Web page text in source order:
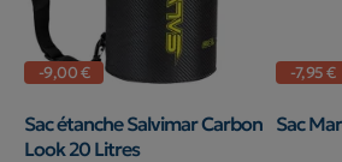
-9,00 €
Sac étanche Salvimar Carbon
Look 20 Litres
-7,95 €
Sac